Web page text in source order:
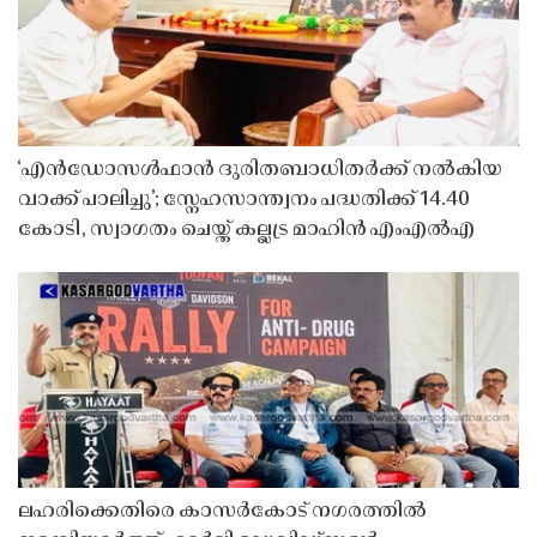
‘എൻഡോസൾഫാൻ ദുരിതബാധിതർക്ക് നൽകിയ
വാക്ക് പാലിച്ചു’; സ്നേഹസാന്ത്വനം പദ്ധതിക്ക് 14.40
കോടി, സ്വാഗതം ചെയ്ത് കല്ലട്ര മാഹിൻ എംഎൽഎ
ലഹരിക്കെതിരെ കാസർകോട് നഗരത്തിൽ